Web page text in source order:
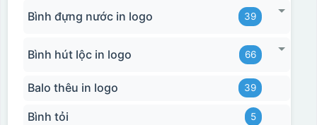
Bình đựng nước in logo 39
Bình hút lộc in logo 66
Balo thêu in logo 39
Bình tỏi 5